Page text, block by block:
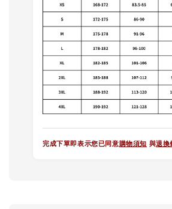
完成下單即表示您已同意購物須知 與退換